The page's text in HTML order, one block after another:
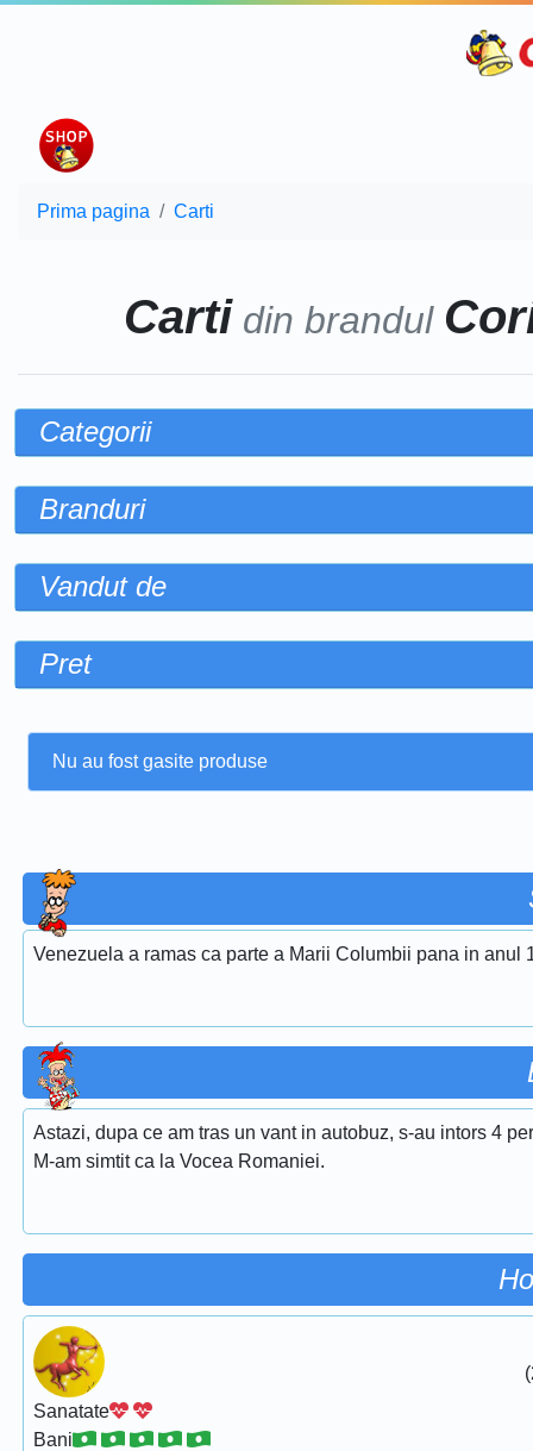
Prima pagina Carti
Carti din brandul
Categorii
Branduri
Vandut de
Pret
Nu au fost gasite produse
Venezuela a ramas ca parte a Marii Columbii pana in anul
Astazi, dupa ce am tras un vant in autobuz, s-au intors 4
M-am simtit ca la Vocea Romaniei.
Sanatate
Bani